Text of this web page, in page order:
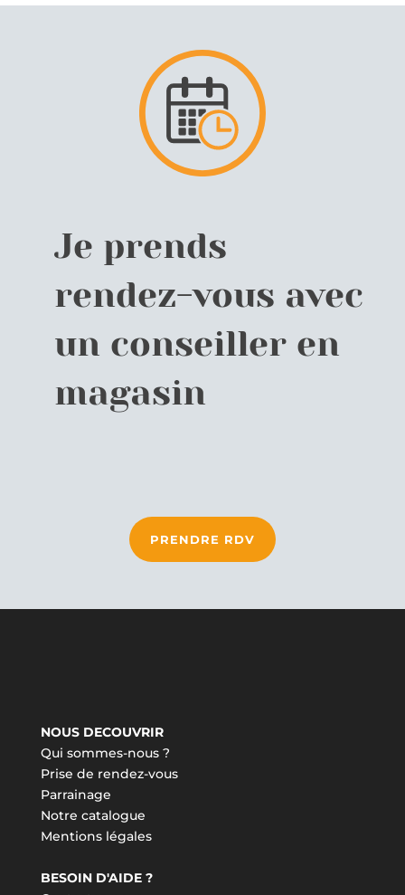
Je prends
rendez-vous avec
un conseiller en
magasin
PRENDRE RDV
NOUS DECOUVRIR
Qui sommes-nous ?
Prise de rendez-vous
Parrainage
Notre catalogue
Mentions légales
BESOIN D'AIDE ?